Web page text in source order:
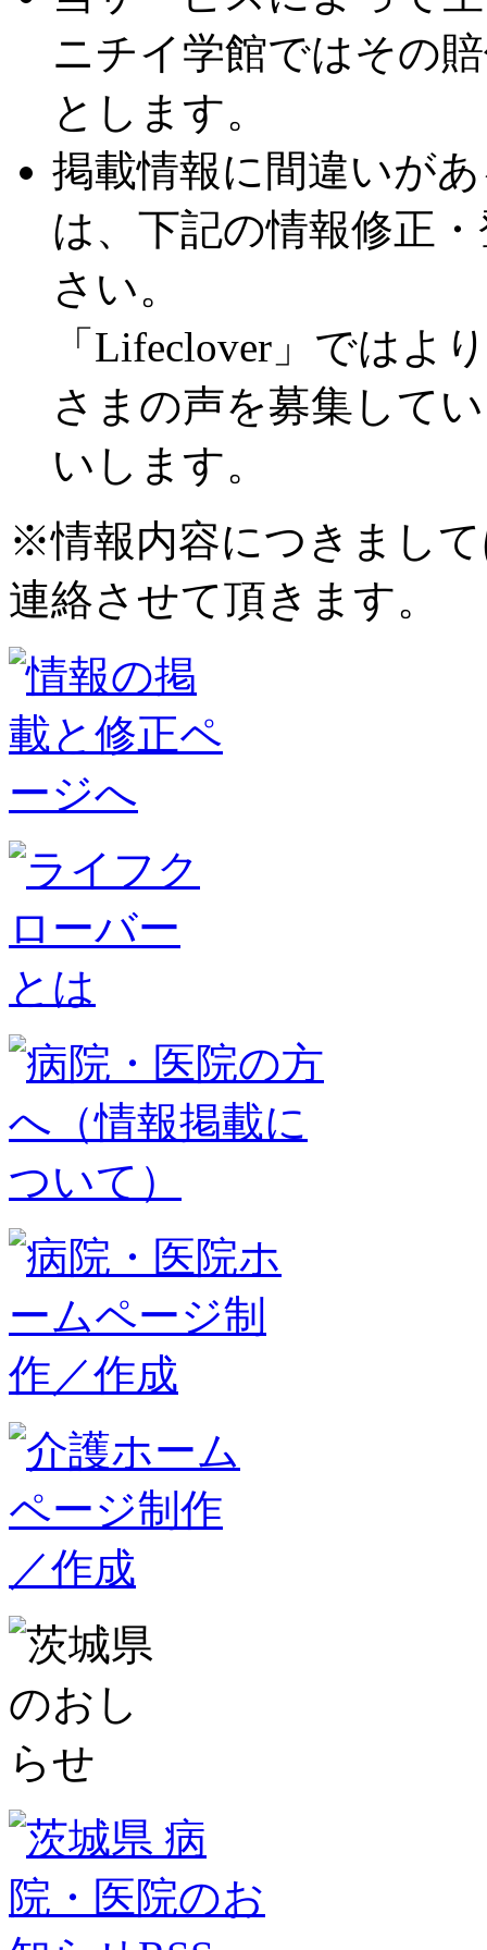
ニチイ学館ではその
とします。
掲載情報に間違いが
は、下記の情報修正
さい。
「Lifeclover」ではよ
さまの声を募集して
いします。
※情報内容につきまし
連絡させて頂きます。